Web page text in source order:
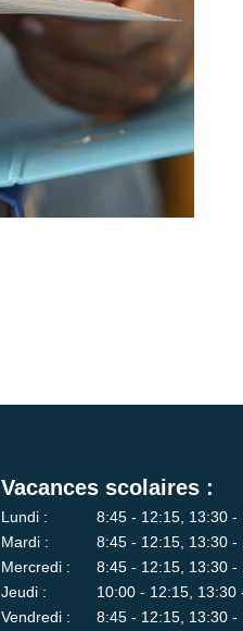
Vacances scolaires :
Lundi :
8:45 - 12:15, 13:30 -
Mardi :
8:45 - 12:15, 13:30 -
Mercredi :
8:45 - 12:15, 13:30 -
Jeudi :
10:00 - 12:15, 13:30
Vendredi :
8:45 - 12:15, 13:30 -